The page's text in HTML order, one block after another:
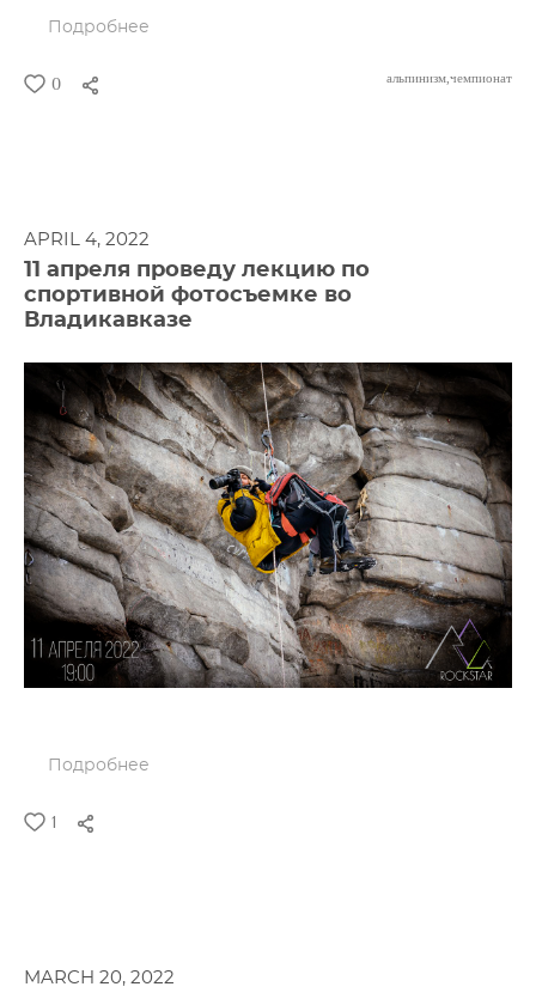
Подробнее
0 альпинизм, чемпионат
APRIL 4, 2022
11 апреля проведу лекцию по
спортивной фотосъемке во
Владикавказе
Подробнее
1
MARCH 20, 2022